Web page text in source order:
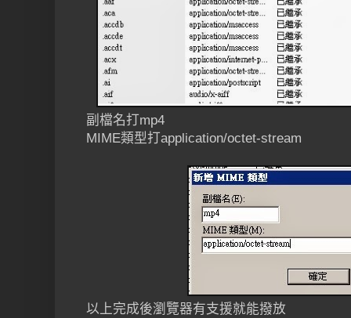
副檔名打mp4
MIME類型打application/octet-stream
以上完成後瀏覽器有支援就能撥放